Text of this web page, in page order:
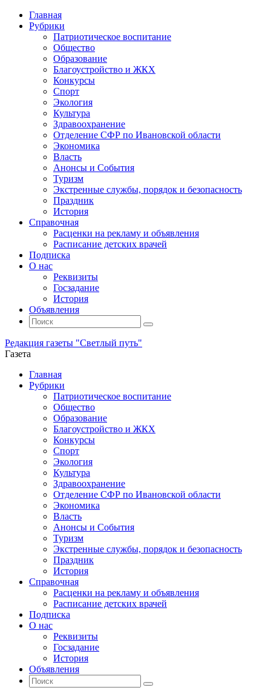
Главная
Рубрики
Патриотическое воспитание
Общество
Образование
Благоустройство и ЖКХ
Конкурсы
Спорт
Экология
Культура
Здравоохранение
Отделение СФР по Ивановской области
Экономика
Власть
Анонсы и События
Туризм
Экстренные службы, порядок и безопасность
Праздник
История
Справочная
Расценки на рекламу и объявления
Расписание детских врачей
Подписка
О нас
Реквизиты
Госзадание
История
Объявления
Поиск
Искать:
Поиск
Редакция газеты "Светлый путь"
Газета
Промотать
содержимому
Главная
Рубрики
Патриотическое воспитание
Общество
Образование
Благоустройство и ЖКХ
Конкурсы
Спорт
Экология
Культура
Здравоохранение
Отделение СФР по Ивановской области
Экономика
Власть
Анонсы и События
Туризм
Экстренные службы, порядок и безопасность
Праздник
История
Справочная
Расценки на рекламу и объявления
Расписание детских врачей
Подписка
О нас
Реквизиты
Госзадание
История
Объявления
Поиск
Искать:
Поиск